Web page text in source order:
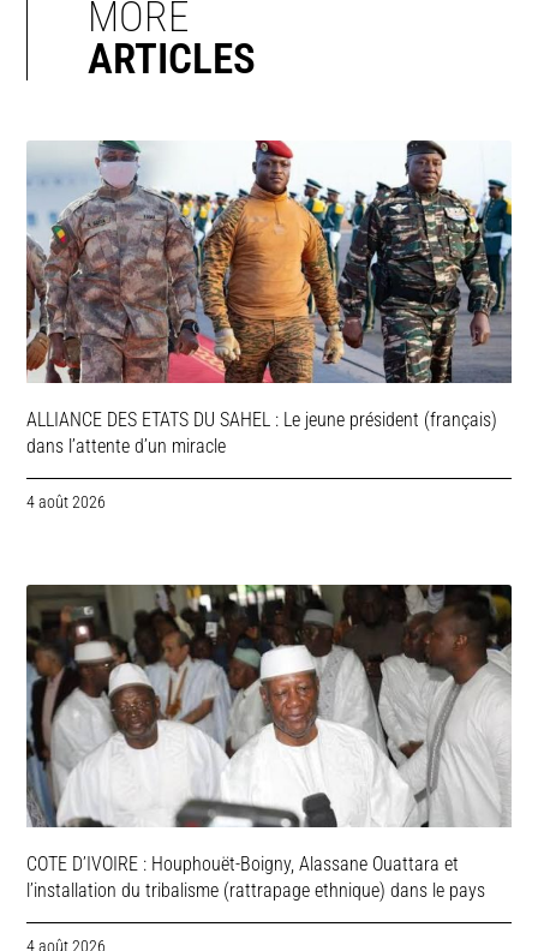
MORE
ARTICLES
ALLIANCE DES ETATS DU SAHEL : Le jeune président (français)
dans l’attente d’un miracle
4 août 2026
COTE D’IVOIRE : Houphouët-Boigny, Alassane Ouattara et
l’installation du tribalisme (rattrapage ethnique) dans le pays
4 août 2026